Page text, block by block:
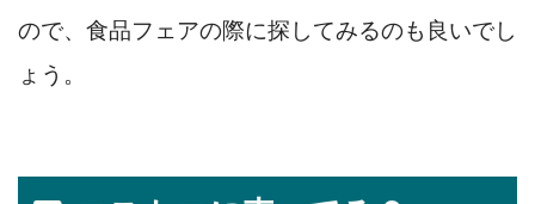
ので、食品フェアの際に探してみるのも良いでし
ょう。